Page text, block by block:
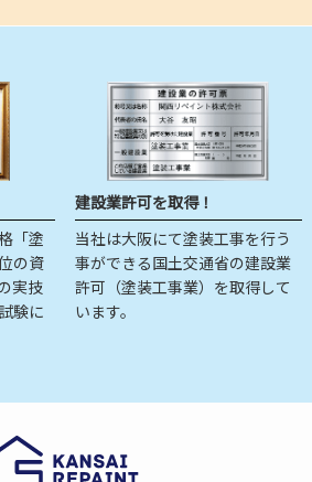
「塗
の資
実技
験に
建設業許可を取得！
当社は大阪にて塗装工事を行う
事ができる国土交通省の建設業
許可（塗装工事業）を取得して
います。